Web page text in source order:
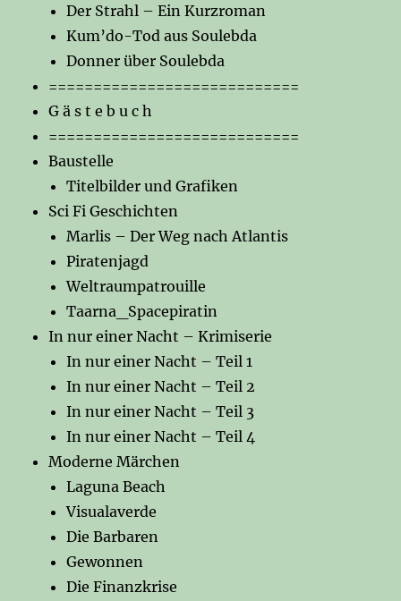
Der Strahl – Ein Kurzroman
Kum’do-Tod aus Soulebda
Donner über Soulebda
============================
G ä s t e b u c h
============================
Baustelle
Titelbilder und Grafiken
Sci Fi Geschichten
Marlis – Der Weg nach Atlantis
Piratenjagd
Weltraumpatrouille
Taarna_Spacepiratin
In nur einer Nacht – Krimiserie
In nur einer Nacht – Teil 1
In nur einer Nacht – Teil 2
In nur einer Nacht – Teil 3
In nur einer Nacht – Teil 4
Moderne Märchen
Laguna Beach
Visualaverde
Die Barbaren
Gewonnen
Die Finanzkrise